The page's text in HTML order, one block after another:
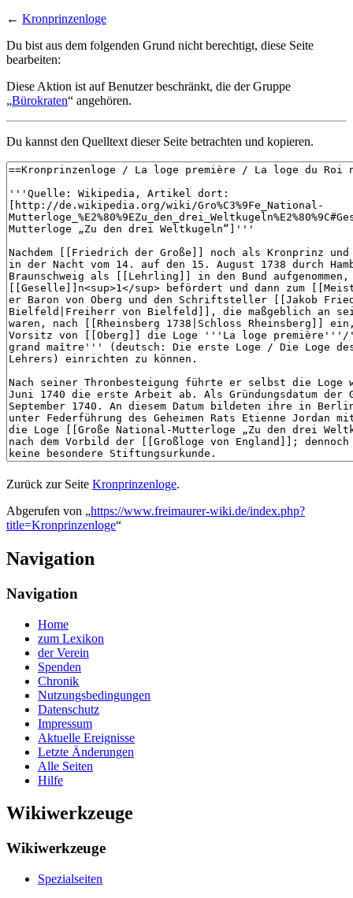
← Kronprinzenloge
Du bist aus dem folgenden Grund nicht berechtigt, diese Seite
bearbeiten:
Diese Aktion ist auf Benutzer beschränkt, die der Gruppe
„Bürokraten“ angehören.
Du kannst den Quelltext dieser Seite betrachten und kopieren.
Zurück zur Seite Kronprinzenloge.
Abgerufen von „https://www.freimaurer-wiki.de/index.php?
title=Kronprinzenloge“
Navigation
Navigation
Home
zum Lexikon
der Verein
Spenden
Chronik
Nutzungsbedingungen
Datenschutz
Impressum
Aktuelle Ereignisse
Letzte Änderungen
Alle Seiten
Hilfe
Wikiwerkzeuge
Wikiwerkzeuge
Spezialseiten